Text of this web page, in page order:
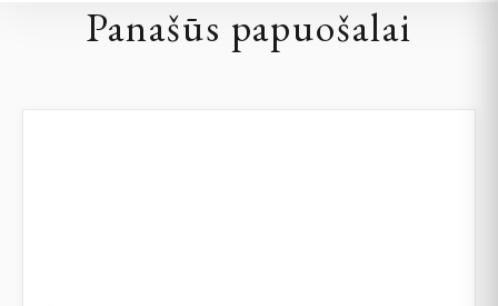
Panašūs papuošalai